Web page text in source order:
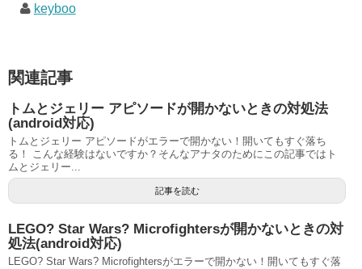
keyboo
関連記事
トムとジェリー アピソードが開かないときの対処法
(android対応)
トムとジェリー アピソードがエラーで開かない！開いてもすぐ落ち
る！ こんな経験はないですか？そんなアナタのためにこの記事ではト
ムとジェリー...
記事を読む
LEGO? Star Wars? Microfightersが開かないときの対
処法(android対応)
LEGO? Star Wars? Microfightersがエラーで開かない！開いてもすぐ落